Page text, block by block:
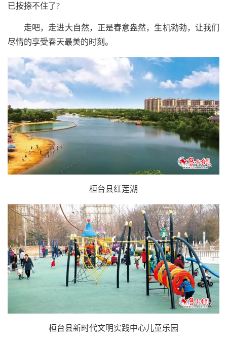
已按捺不住了?
走吧，走进大自然，正是春意盎然，生机勃勃，让我们
尽情的享受春天最美的时刻。
桓台县红莲湖
桓台县新时代文明实践中心儿童乐园